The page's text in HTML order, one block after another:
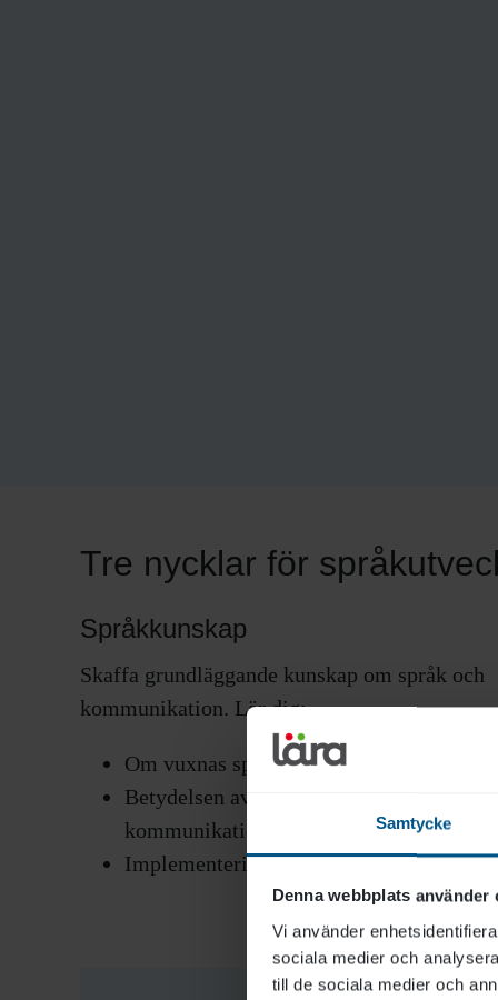
Samtycke
Denna webbplats använder
Vi använder
sociala medier och
till de sociala medier och
Tre nycklar för
Språkkunskap
Skaffa grundläggande kunskap om språk och
kommunikation. Lär dig:
Om vuxnas språkinlärning.
Betydelsen av interkulturell
kommunikation.
Implementering av arbetssätt.